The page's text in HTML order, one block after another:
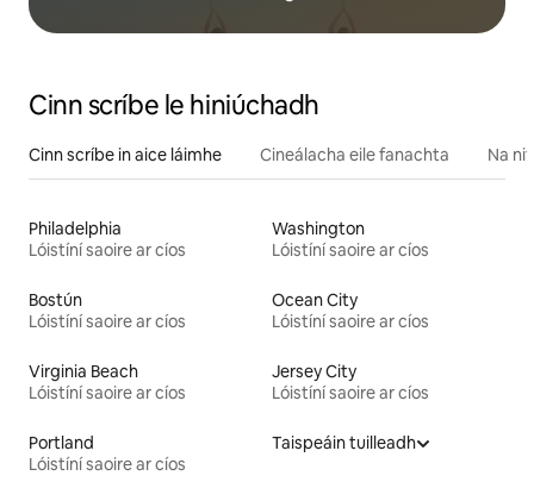
Cinn scríbe le hiniúchadh
Cinn scríbe in aice láimhe Cineálacha eile fanachta Na
Philadelphia
Lóistíní saoire ar cíos
Washington
Lóistíní saoire ar cíos
Bostún
Lóistíní saoire ar cíos
Ocean City
Lóistíní saoire ar cíos
Virginia Beach
Lóistíní saoire ar cíos
Jersey City
Lóistíní saoire ar cíos
Portland
Lóistíní saoire ar cíos
Taispeáin tuilleadh